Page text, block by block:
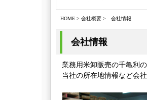
HOME > 会社概要 > 会社情報
会社情報
業務用米卸販売の千亀利
当社の所在地情報など会